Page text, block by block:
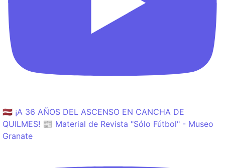
🇱🇻 ¡A 36 AÑOS DEL ASCENSO EN CANCHA DE
QUILMES! 📰 Material de Revista "Sólo Fútbol" - Museo
Granate